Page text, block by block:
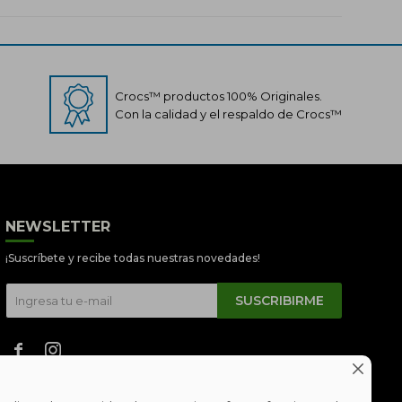

Crocs™ productos 100% Originales.
Con la calidad y el respaldo de Crocs™
NEWSLETTER
¡Suscríbete y recibe todas nuestras novedades!
SUSCRIBIRME
 